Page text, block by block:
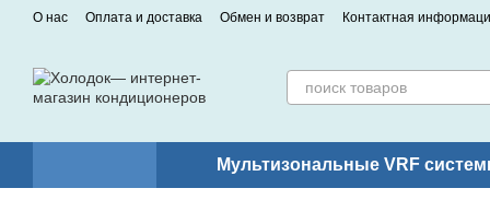
Перейти к основному контенту
О нас Оплата и доставка Обмен и возврат Контактная
Мультизональные VRF